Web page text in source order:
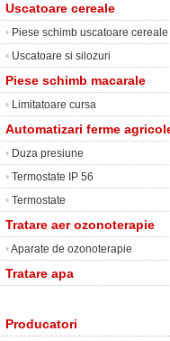
Uscatoare cereale
• Piese schimb uscatoare cereale
• Uscatoare si silozuri
Piese schimb macarale
• Limitatoare cursa
Automatizari ferme
• Duza presiune
• Termostate IP 56
• Termostate
Tratare aer ozonoterapie
•Aparate de ozonoterapie
Tratare apa
Producatori